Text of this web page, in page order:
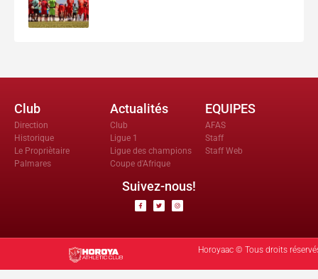
Club
Direction
Historique
Le Propriètaire
Palmares
Actualités
Club
Ligue 1
Ligue des champions
Coupe d'Afrique
EQUIPES
AFAS
Staff
Staff Web
Suivez-nous!
Horoyaac © Tous droits